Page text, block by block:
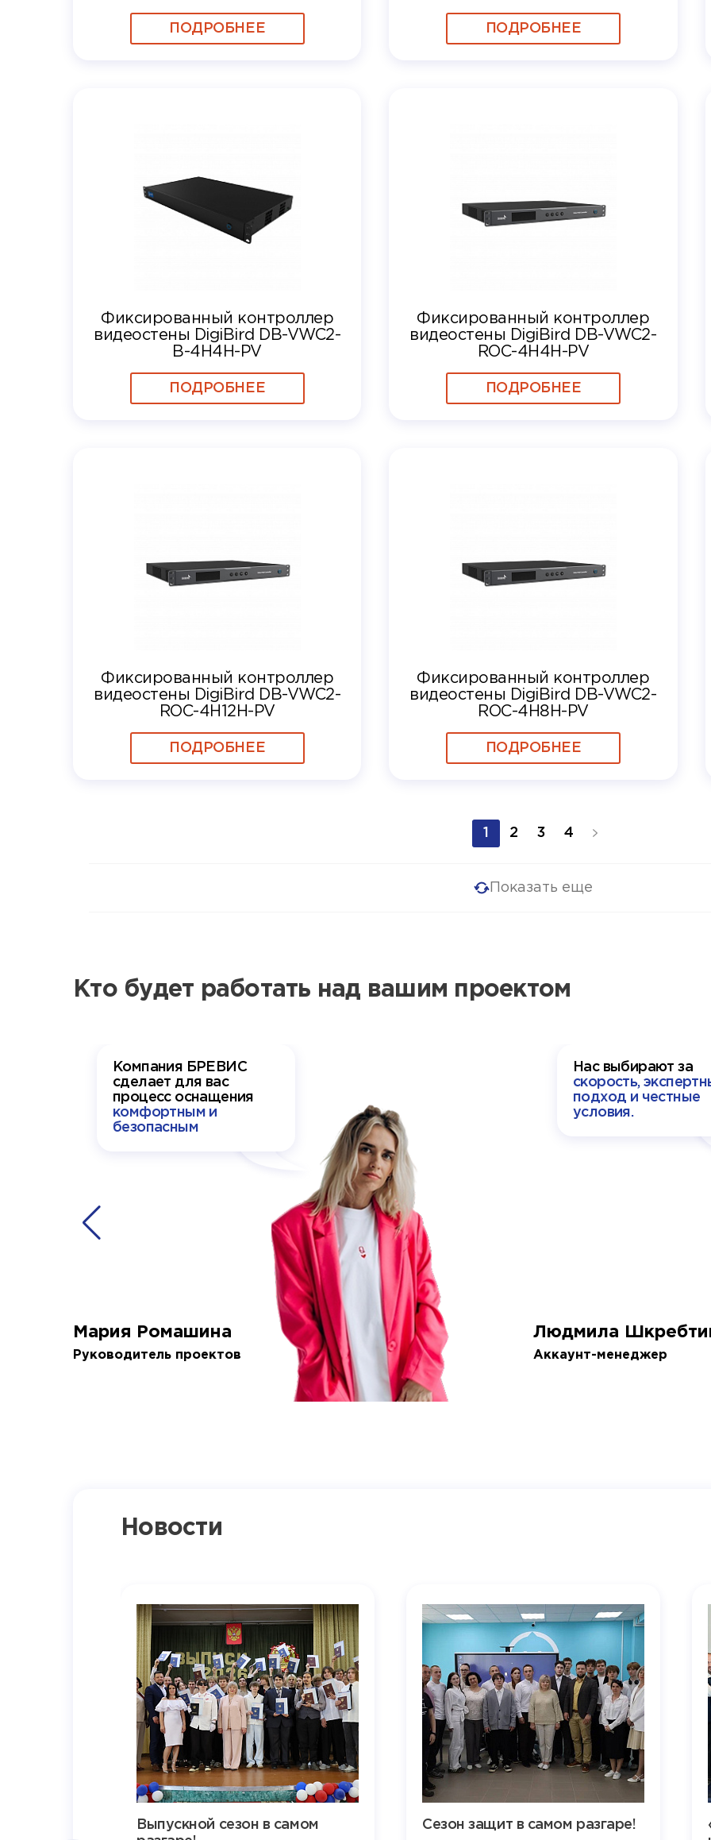
ПОДРОБНЕЕ ПОДРОБНЕЕ
Фиксированный контроллер
видеостены DigiBird DB-VWC2-
B-4H4H-PV
ПОДРОБНЕЕ
Фиксированный контроллер
видеостены DigiBird DB-VWC2-
ROC-4H4H-PV
ПОДРОБНЕЕ
Фиксированный контроллер
видеостены DigiBird DB-VWC2-
ROC-4H12H-PV
ПОДРОБНЕЕ
Фиксированный контроллер
видеостены DigiBird DB-VWC2-
ROC-4H8H-PV
ПОДРОБНЕЕ
1 2 3 4
Показать еще
Кто будет работать над вашим проектом
Компания БРЕВИС
сделает для вас
процесс оснащения
комфортным и
безопасным
Мария Ромашина
Руководитель проектов
Нас выбирают за
скорость,
подход и честные
условия.
Людмила
Аккаунт-менеджер
Новости
Выпускной сезон в самом
Сезон защит в самом разгаре!